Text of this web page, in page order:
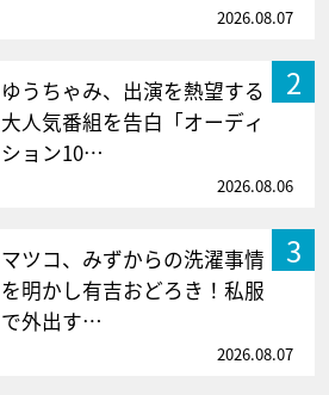
2026.08.07
2
ゆうちゃみ、出演を熱望する
大人気番組を告白「オーディ
ション10…
2026.08.06
3
マツコ、みずからの洗濯事情
を明かし有吉おどろき！私服
で外出す…
2026.08.07